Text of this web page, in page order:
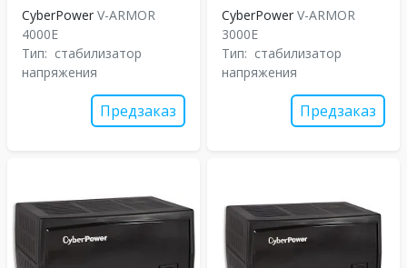
CyberPower V-ARMOR
4000E
Тип: стабилизатор
напряжения
Предзаказ
CyberPower V-ARMOR
3000E
Тип: стабилизатор
напряжения
Предзаказ